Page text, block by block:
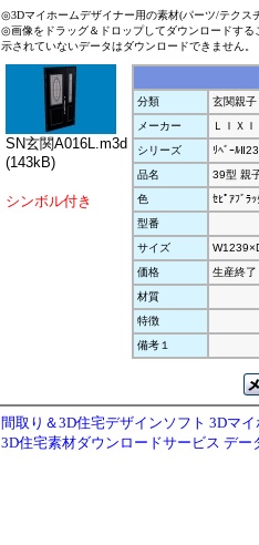
◎3Dマイホームデザイナー用の素材(パーツ/テクス
◎画像をドラッグ＆ドロップしてダウンロードす
示されていないデータはダウンロードできません。
SN玄関A016L.m3d
(143kB)
シンボル付き
分類
玄関親子
メーカー
ＬＩＸ
シリーズ
ﾘﾍﾞｰﾙⅡ23
品名
39型 親
色
ｾﾋﾟｱﾌﾞﾗｯ
型番
サイズ
価格
生産終了
材質
特徴
備考１
間取り＆3D住宅デザインソフト 3Dマ
3D住宅素材ダウンロードサービス デー